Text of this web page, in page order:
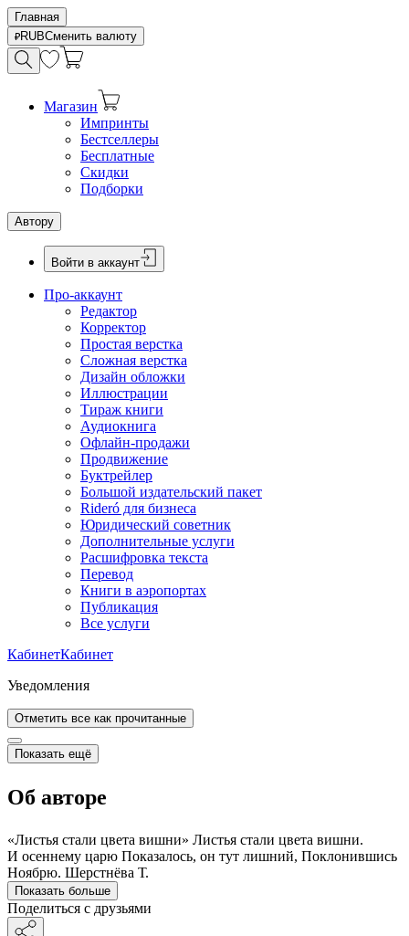
Главная
RUBСменить валюту
Магазин
Импринты
Бестселлеры
Бесплатные
Скидки
Подборки
Автору
Войти в аккаунт
Про-аккаунт
Редактор
Корректор
Простая верстка
Сложная верстка
Дизайн обложки
Иллюстрации
Тираж книги
Аудиокнига
Офлайн-продажи
Продвижение
Буктрейлер
Большой издательский пакет
Rideró для бизнеса
Юридический советник
Дополнительные услуги
Расшифровка текста
Перевод
Книги в аэропортах
Публикация
Все услуги
КабинетКабинет
Уведомления
Отметить все как прочитанные
Показать ещё
Об авторе
«Листья стали цвета вишни» Листья стали цвета вишни.
И осеннему царю Показалось, он тут лишний, Поклонившись
Ноябрю. Шерстнёва Т.
Показать больше
Поделиться с друзьями